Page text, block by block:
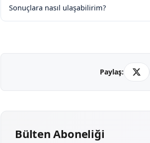
Sonuçlara nasıl ulaşabilirim?
Paylaş:
Bülten Aboneliği